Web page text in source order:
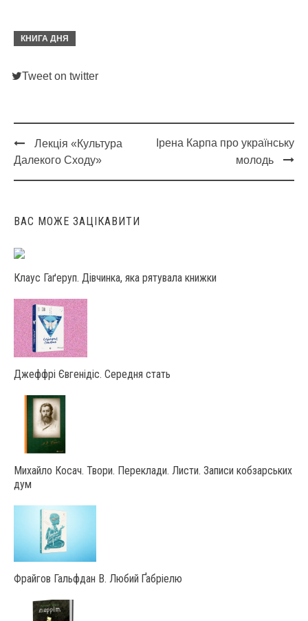
КНИГА ДНЯ
Tweet on twitter
Post
navigation
Лекція «Культура
Далекого Сходу»
Ірена Карпа про українську
молодь
ВАС МОЖЕ ЗАЦІКАВИТИ
Клаус Гаґеруп. Дівчинка, яка рятувала книжки
Джеффрі Євгенідіс. Середня стать
Михайло Косач. Твори. Переклади. Листи. Записи кобзарських
дум
Фрайгов Гальфдан В. Любий Ґабріелю